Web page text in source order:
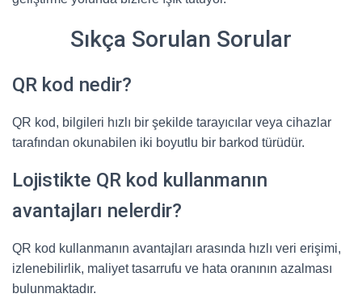
Sıkça Sorulan Sorular
QR kod nedir?
QR kod, bilgileri hızlı bir şekilde tarayıcılar veya cihazlar
tarafından okunabilen iki boyutlu bir barkod türüdür.
Lojistikte QR kod kullanmanın
avantajları nelerdir?
QR kod kullanmanın avantajları arasında hızlı veri erişimi,
izlenebilirlik, maliyet tasarrufu ve hata oranının azalması
bulunmaktadır.